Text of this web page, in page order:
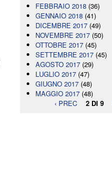
FEBBRAIO 2018 (36)
GENNAIO 2018 (41)
DICEMBRE 2017 (49)
NOVEMBRE 2017 (50)
OTTOBRE 2017 (45)
SETTEMBRE 2017 (45)
AGOSTO 2017 (29)
LUGLIO 2017 (47)
GIUGNO 2017 (48)
MAGGIO 2017 (48)
‹ PREC
2 DI 9